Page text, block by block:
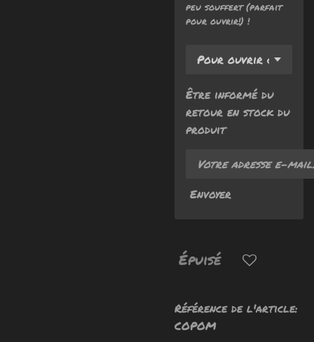
peu souffert (parfait
pour ouvrir!) !
Être informé du
retour en stock du
produit
Envoyer
Épuisé
Référence de l'article:
COPOM